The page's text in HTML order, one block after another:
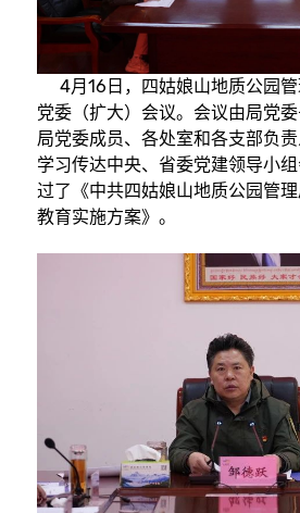
4月16日，四姑娘山地质公园
党委（扩大）会议。会议由局党委
局党委成员、各处室和各支部负
学习传达中央、省委党建领导小
过了《中共四姑娘山地质公园管
教育实施方案》。